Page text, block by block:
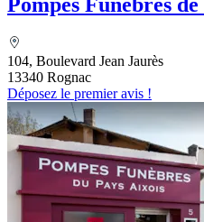
104, Boulevard Jean Jaurès
13340 Rognac
Déposez le premier avis !